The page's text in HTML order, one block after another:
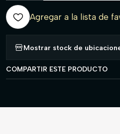
Agregar a la lista de
Mostrar stock de
COMPARTIR ESTE PRODUCTO